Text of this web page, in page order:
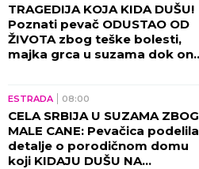
TRAGEDIJA KOJA KIDA DUŠU!
Poznati pevač ODUSTAO OD
ŽIVOTA zbog teške bolesti,
majka grca u suzama dok on
ESTRADA 08:00
CELA SRBIJA U SUZAMA ZBOG
MALE CANE: Pevačica podelila
detalje o porodičnom domu
koji KIDAJU DUŠU NA